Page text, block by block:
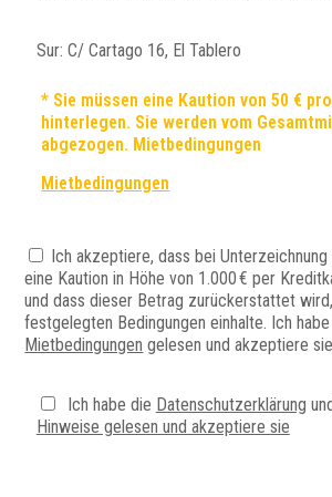
Sur: C/ Cartago 16, El Tablero
* Sie müssen eine Kaution von 50 €
hinterlegen. Sie werden vom
abgezogen. Mietbedingungen
Mietbedingungen
Ich akzeptiere, dass bei
eine Kaution in Höhe von 1.000 € per
und dass dieser Betrag zurückerstattet
festgelegten Bedingungen einhalte. Ich
Mietbedingungen gelesen und akzeptiere
Ich habe die Datenschutzerklärung
Hinweise gelesen und akzeptiere sie